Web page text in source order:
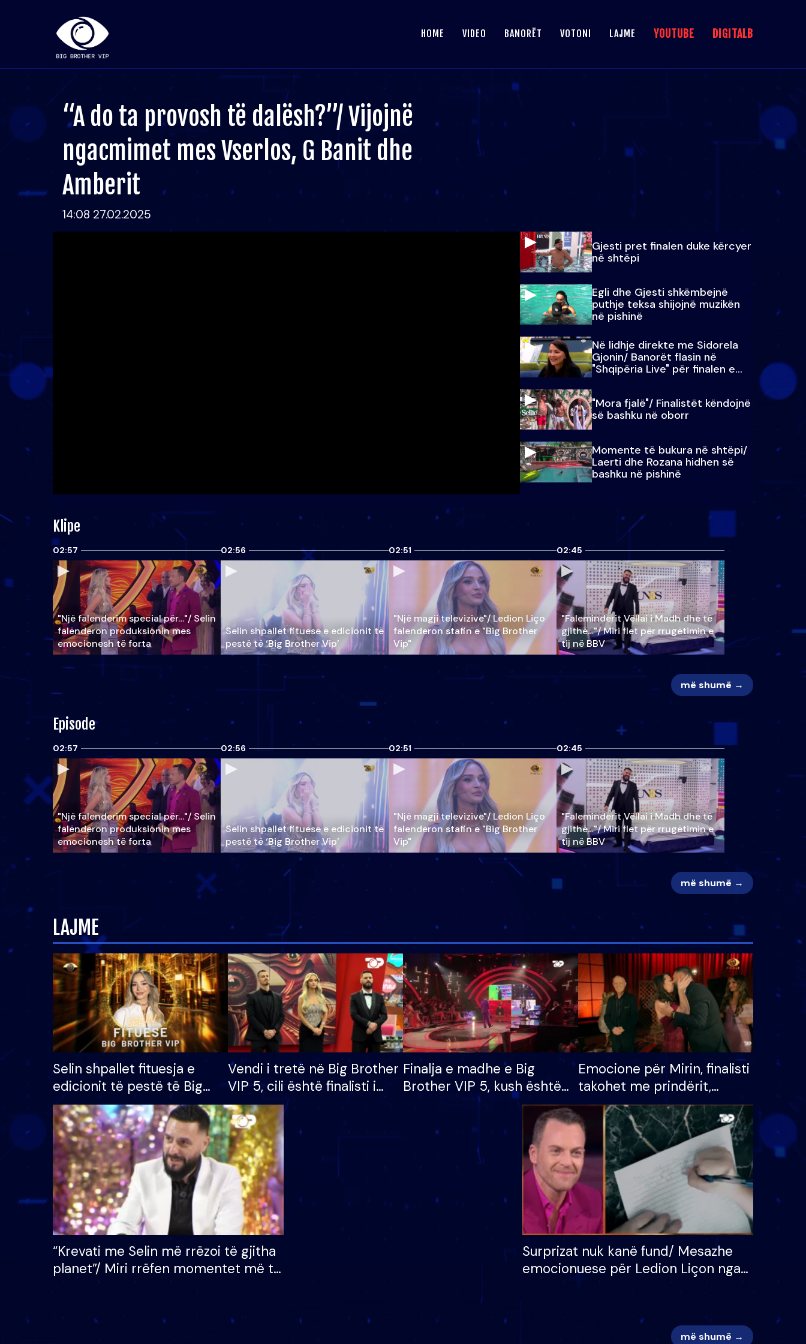
HOME VIDEO BANORËT VOTONI LAJME YOUTUBE DIGITALB
“A do ta provosh të dalësh?”/ Vijojnë
ngacmimet mes Vserlos, G Banit dhe
Amberit
14:08 27.02.2025
Gjesti pret finalen duke kërcyer
në shtëpi
Egli dhe Gjesti shkëmbejnë
puthje teksa shijojnë muzikën
në pishinë
Në lidhje direkte me Sidorela
Gjonin/ Banorët flasin në
"Shqipëria Live" për finalen e
madhe
"Mora fjalë"/ Finalistët këndojnë
së bashku në oborr
Momente të bukura në shtëpi/
Laerti dhe Rozana hidhen së
bashku në pishinë
Klipe
02:57
"Një falenderim special për…"/ Selin
falënderon produksionin mes
emocionesh të forta
02:56
Selin shpallet fituese e edicionit të
pestë të ‘Big Brother Vip’
02:51
"Një magji televizive"/ Ledion Liço
falenderon stafin e "Big Brother
Vip"
02:45
"Faleminderit Vëllai i Madh dhe të
gjithë…"/ Miri flet për rrugëtimin e
tij në BBV
më shumë →
Episode
02:57
"Një falenderim special për…"/ Selin
falënderon produksionin mes
emocionesh të forta
02:56
Selin shpallet fituese e edicionit të
pestë të ‘Big Brother Vip’
02:51
"Një magji televizive"/ Ledion Liço
falenderon stafin e "Big Brother
Vip"
02:45
"Faleminderit Vëllai i Madh dhe të
gjithë…"/ Miri flet për rrugëtimin e
tij në BBV
më shumë →
LAJME
Selin shpallet fituesja e
edicionit të pestë të Big
Brother VIP, rrëmben
çmimin e madh prej 100
mijë eurosh
Vendi i tretë në Big Brother
VIP 5, cili është finalisti i
radhës që lë shtëpinë
Finalja e madhe e Big
Brother VIP 5, kush është
banori i parë që lë shtëpinë
dhe humb mundësinë për
të fituar çmimin e madh
Emocione për Mirin, finalisti
takohet me prindërit,
vajzën dhe bashkëshorten:
S’kemi ndonjë letër divorci
apo jo?
“Krevati me Selin më rrëzoi të gjitha
planet”/ Miri rrëfen momentet më të
bukura në shtëpinë e BB VIP: Do më
Surprizat nuk kanë fund/ Mesazhe
emocionuese për Ledion Liçon nga
nëna dhe fëmijët e tij, moderatori
më shumë →